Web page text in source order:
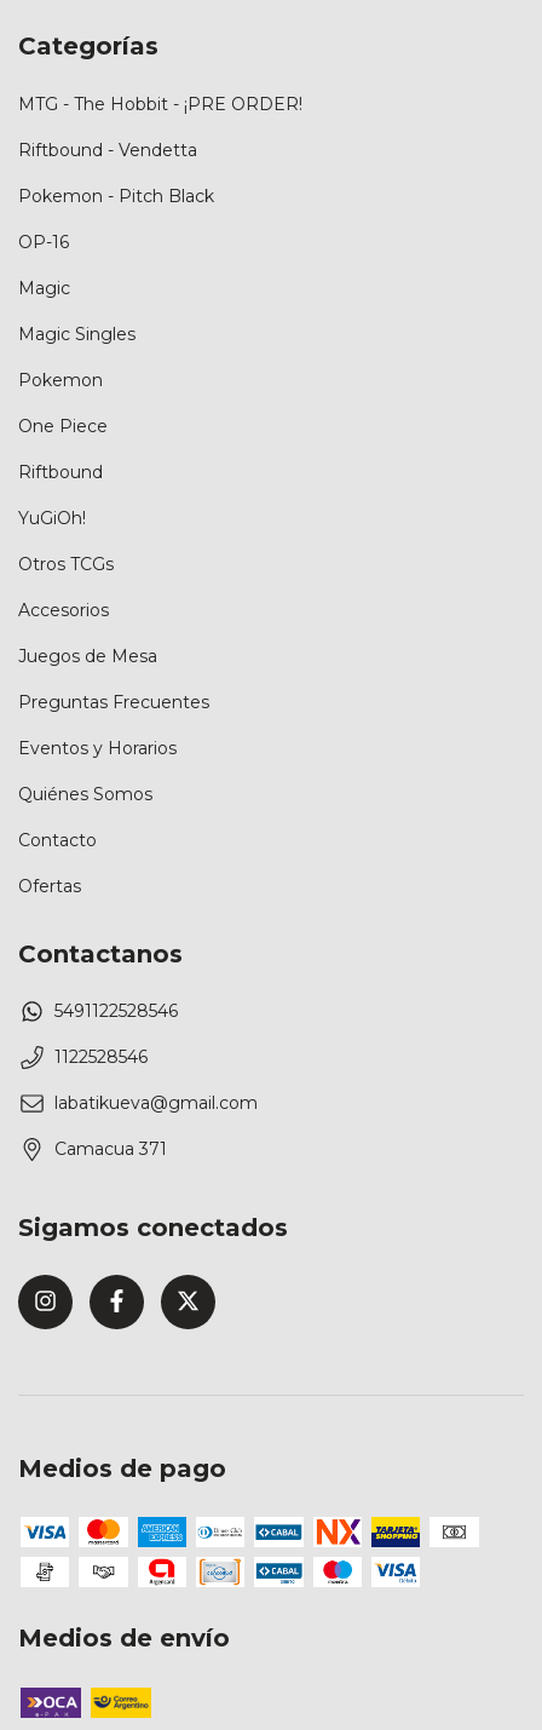
Categorías
MTG - The Hobbit - ¡PRE ORDER!
Riftbound - Vendetta
Pokemon - Pitch Black
OP-16
Magic
Magic Singles
Pokemon
One Piece
Riftbound
YuGiOh!
Otros TCGs
Accesorios
Juegos de Mesa
Preguntas Frecuentes
Eventos y Horarios
Quiénes Somos
Contacto
Ofertas
Contactanos
5491122528546
1122528546
labatikueva@gmail.com
Camacua 371
Sigamos conectados
Medios de pago
Medios de envío